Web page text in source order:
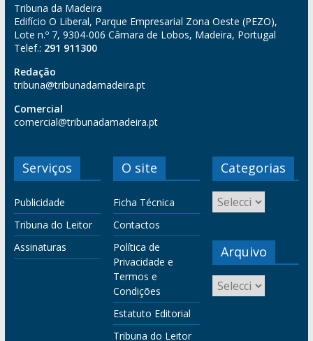
Tribuna da Madeira
Edifício O Liberal, Parque Empresarial Zona Oeste (PEZO),
Lote n.º 7, 9304-006 Câmara de Lobos, Madeira, Portugal
Telef.: 291 911300
Redação
tribuna@tribunadamadeira.pt
Comercial
comercial@tribunadamadeira.pt
Serviços
Publicidade
Tribuna do Leitor
Assinaturas
O site
Ficha Técnica
Contactos
Política de
Privacidade e
Termos e
Condições
Estatuto Editorial
Tribuna do Leitor
Categorias
Arquivo